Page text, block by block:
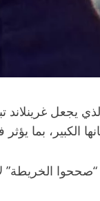
يجعل
الكبير، بما
“صححوا الخريطة”